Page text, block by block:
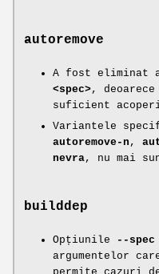
autoremove
A fost eliminat
<spec>,
suficient
Variantele
autoremove-n ,
nevra, nu mai
builddep
Opțiunile --spec
argumentelor